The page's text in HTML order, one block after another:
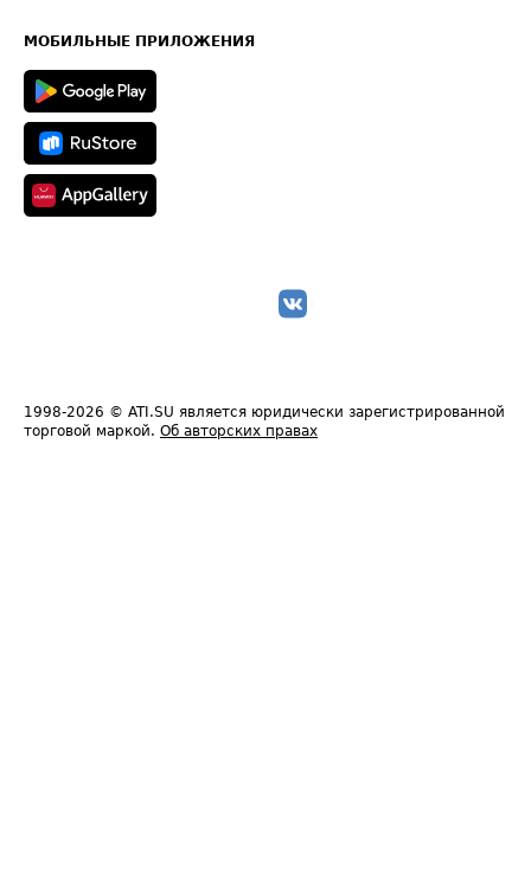
Техническая информация
МОБИЛЬНЫЕ ПРИЛОЖЕНИЯ
1998-2026 © ATI.SU является юридически зарегистрированной
торговой маркой. Об авторских правах